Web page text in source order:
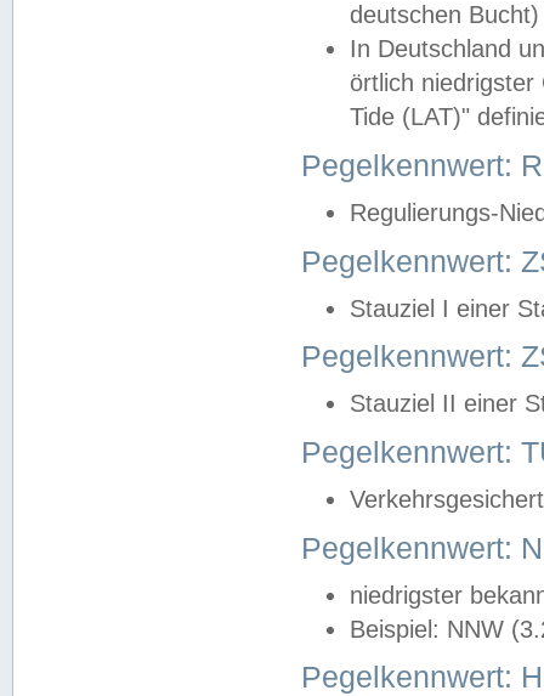
deutschen
In Deutschland
örtlich
Tide (LAT)"
Pegelkennwert:
Regulierungs-
Pegelkennwert:
Stauziel I einer
Pegelkennwert:
Stauziel II einer
Pegelkennwert:
Pegelkennwert:
niedrigster
Beispiel: NNW
Pegelkennwert: